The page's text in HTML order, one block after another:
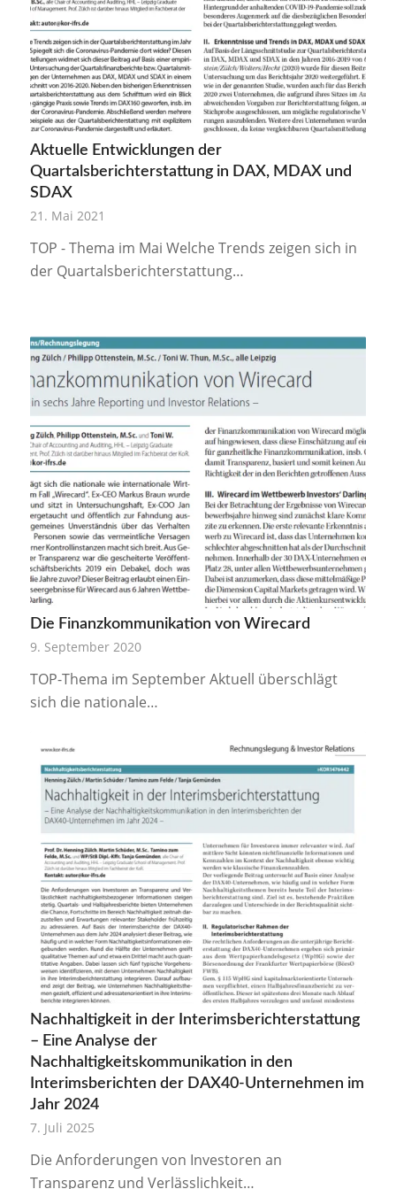
Aktuelle Entwicklungen der
Quartalsberichterstattung in DAX, MDAX und
SDAX
21. Mai 2021
TOP - Thema im Mai Welche Trends zeigen sich in
der Quartalsberichterstattung…
Die Finanzkommunikation von Wirecard
9. September 2020
TOP-Thema im September Aktuell überschlägt
sich die nationale…
Nachhaltigkeit in der Interimsberichterstattung
– Eine Analyse der
Nachhaltigkeitskommunikation in den
Interimsberichten der DAX40-Unternehmen im
Jahr 2024
7. Juli 2025
Die Anforderungen von Investoren an
Transparenz und Verlässlichkeit…